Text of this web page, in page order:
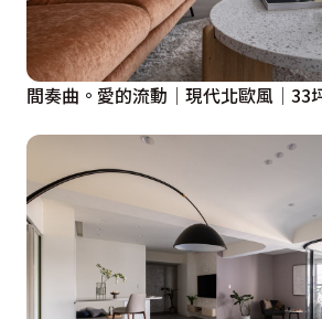
間奏曲。愛的流動│現代北歐風│33